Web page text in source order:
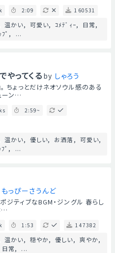
2:09 160531
温かい 可愛い ｺﾒﾃﾞｨｰ
日常
ﾟ ...
やってくるby しゃろう
ちょっとだけネオソウル感のある
ーン…
2:59~
温かい 優しい お洒落
可愛い
ﾟ ...
もっぴーさうんど
ジティブなBGM・ジングル 春らし
…
1:53 147382
温かい 穏やか 優しい
爽やか
日常 ...